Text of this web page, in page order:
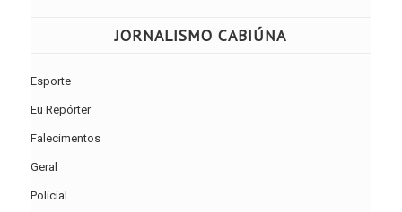
JORNALISMO CABIÚNA
Esporte
Eu Repórter
Falecimentos
Geral
Policial